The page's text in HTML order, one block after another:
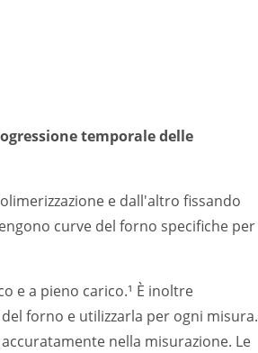
temporale delle
e dall'altro fissando
curve del forno specifiche per
e a pieno carico.¹ È inoltre
forno e utilizzarla per ogni misura.
nella misurazione. Le